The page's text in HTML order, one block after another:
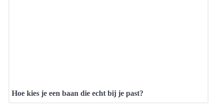
Hoe kies je een baan die echt bij je past?